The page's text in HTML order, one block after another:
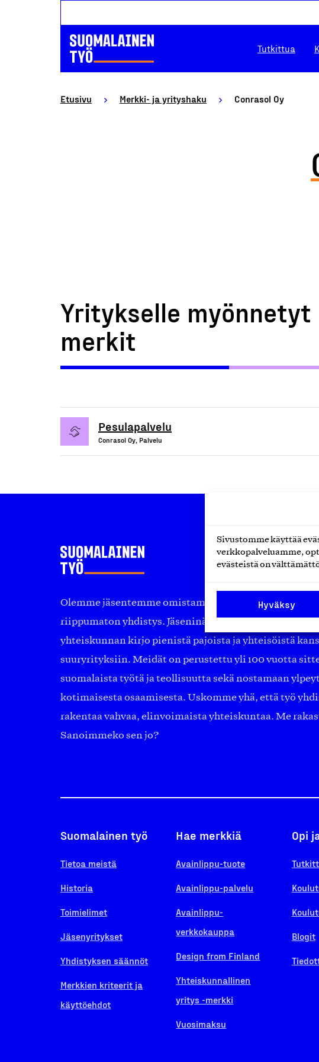
Sivustomme käyttää
verkkopalveluamme,
evästeistä on
Hyväksy
Tutkittua
Etusivu Merkki- ja yrityshaku Conrasol Oy
Yritykselle myönnetyt
merkit
Pesulapalvelu
Conrasol Oy, Palvelu
Olemme jäsentemme omistama puolueeton,
riippumaton yhdistys. Jäseninämme on koko
yhteiskunnan kirjo pienistä pajoista ja yhteisöistä
suuryrityksiin. Meidät on perustettu yli 100 vuotta
suomalaista työtä ja teollisuutta sekä nostamaan
kotimaisesta osaamisesta. Uskomme yhä, että työ
rakentaa vahvaa, elinvoimaista yhteiskuntaa. Me
Sanoimmeko sen jo?
Suomalainen työ
Tietoa meistä
Historia
Toimielimet
Jäsenyritykset
Yhdistyksen säännöt
Merkkien kriteerit ja
käyttöehdot
Hae merkkiä
Avainlippu-tuote
Avainlippu-palvelu
Avainlippu-
verkkokauppa
Design from Finland
Yhteiskunnallinen
yritys -merkki
Vuosimaksu
Opi
Blogit